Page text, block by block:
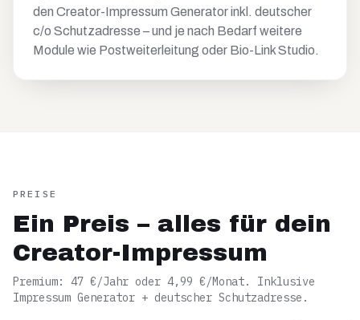
den Creator-Impressum Generator inkl. deutscher
c/o Schutzadresse – und je nach Bedarf weitere
Module wie Postweiterleitung oder Bio-Link Studio.
PREISE
Ein Preis – alles für dein
Creator-Impressum
Premium: 47 €/Jahr oder 4,99 €/Monat. Inklusive
Impressum Generator + deutscher Schutzadresse.